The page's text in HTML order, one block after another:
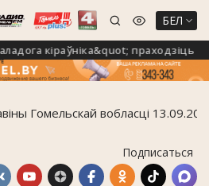
БЕЛ
кіраўніка&quot; праходзіць на
Гомельскай вобласці
Подписаться